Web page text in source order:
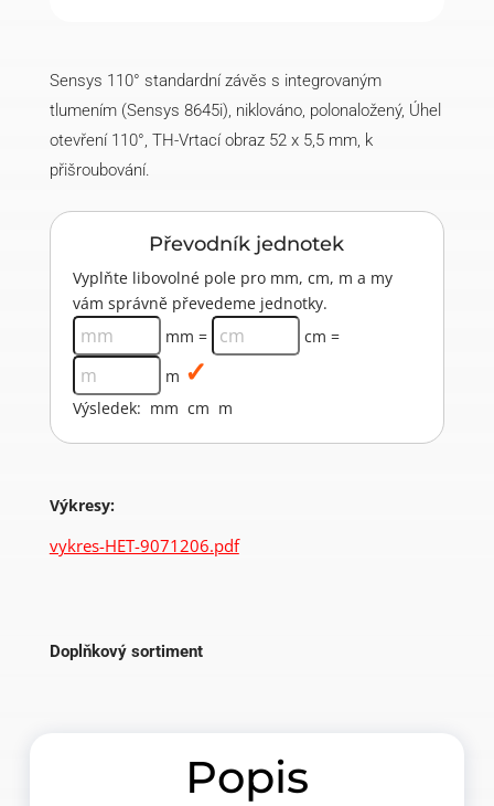
Sensys 110° standardní závěs s integrovaným
tlumením (Sensys 8645i), niklováno, polonaložený, Úhel
otevření 110°, TH-Vrtací obraz 52 x 5,5 mm, k
přišroubování.
Převodník jednotek
Vyplňte libovolné pole pro mm, cm, m a my
vám správně převedeme jednotky.
mm =
cm =
m
Výsledek: mm cm m
Výkresy:
vykres-HET-9071206.pdf
Doplňkový sortiment
Popis